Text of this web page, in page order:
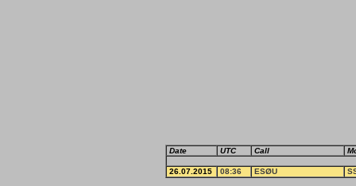
Date UTC Call
26.07.2015 08:36 ESØU